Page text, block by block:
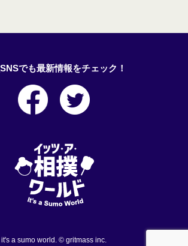
でも最新情報をチェック！
it's a sumo world. © gritmass inc.